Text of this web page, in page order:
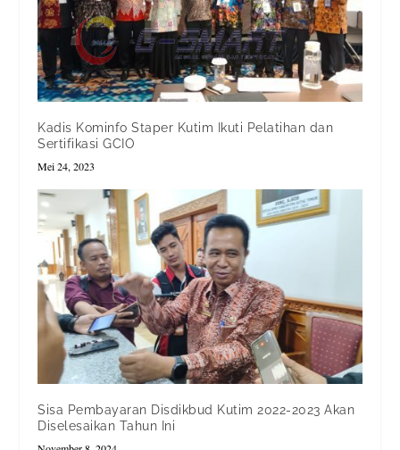
Kadis Kominfo Staper Kutim Ikuti Pelatihan dan
Sertifikasi GCIO
Mei 24, 2023
Sisa Pembayaran Disdikbud Kutim 2022-2023 Akan
Diselesaikan Tahun Ini